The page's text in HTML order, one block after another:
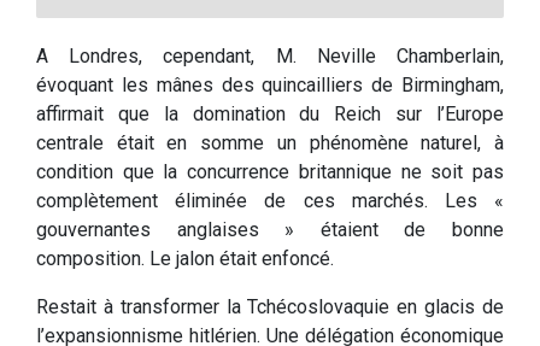
A Londres, cependant, M. Neville Chamberlain,
évoquant les mânes des quincailliers de Birmingham,
affirmait que la domination du Reich sur l’Europe
centrale était en somme un phénomène naturel, à
condition que la concurrence britannique ne soit pas
complètement éliminée de ces marchés. Les «
gouvernantes anglaises » étaient de bonne
composition. Le jalon était enfoncé.
Restait à transformer la Tchécoslovaquie en glacis de
l’expansionnisme hitlérien. Une délégation économique